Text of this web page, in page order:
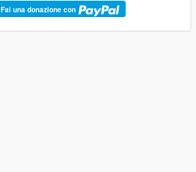
Fai una donazione con